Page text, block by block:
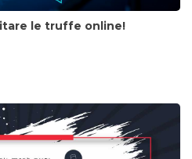
le truffe online!